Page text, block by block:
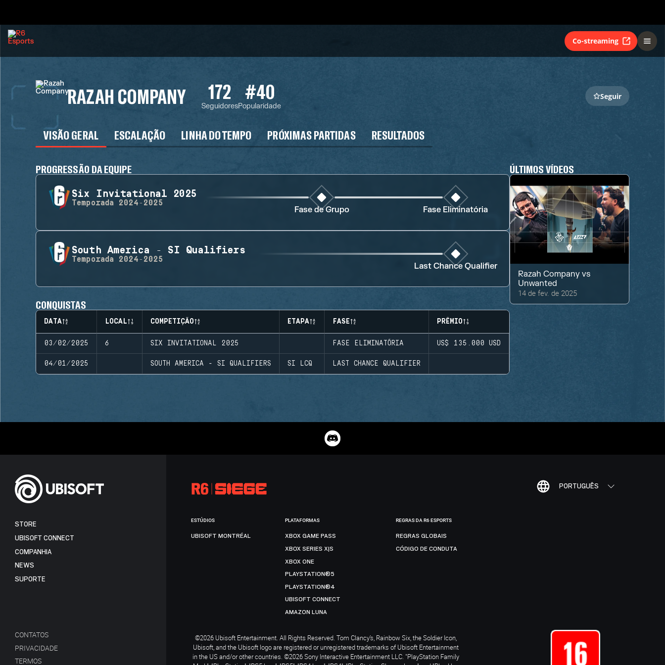
Co-streaming
RAZAH COMPANY 172
Seguidores
#40
Popularidade
Seguir
VISÃO GERAL ESCALAÇÃO LINHA DO TEMPO PRÓXIMAS PARTIDAS RESULTADOS
PROGRESSÃO DA EQUIPE
Six Invitational 2025
Temporada 2024-2025
Fase de Grupo Fase Eliminatória
South America - SI Qualifiers
Temporada 2024-2025
Last Chance Qualifier
CONQUISTAS
DATA LOCAL COMPETIÇÃO ETAPA FASE PRÊMIO
03/02/2025 6 SIX INVITATIONAL 2025 FASE ELIMINATÓRIA US$ 135.000 USD
04/01/2025 SOUTH AMERICA - SI QUALIFIERS SI LCQ LAST CHANCE QUALIFIER
ÚLTIMOS VÍDEOS
Razah Company vs
Unwanted
14 de fev. de 2025
PORTUGUÊS
STORE
UBISOFT CONNECT
COMPANHIA
NEWS
SUPORTE
CONTATOS
PRIVACIDADE
TERMOS
ESTÚDIOS
UBISOFT MONTRÉAL
PLATAFORMAS
XBOX GAME PASS
XBOX SERIES X|S
XBOX ONE
PLAYSTATION®5
PLAYSTATION®4
UBISOFT CONNECT
AMAZON LUNA
REGRAS DA R6 ESPORTS
REGRAS GLOBAIS
CÓDIGO DE CONDUTA
©2026 Ubisoft Entertainment. All Rights Reserved. Tom Clancy’s, Rainbow Six, the Soldier Icon,
Ubisoft, and the Ubisoft logo are registered or unregistered trademarks of Ubisoft Entertainment
in the US and/or other countries. ©2026 Sony Interactive Entertainment LLC. "PlayStation Family